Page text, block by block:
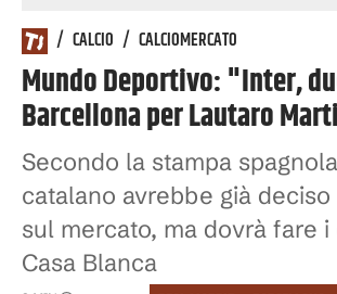
/ CALCIO / CALCIOMERCATO
Mundo Deportivo: "Inter,
Barcellona per Lautaro
Secondo la stampa
catalano avrebbe già
sul mercato, ma dovrà fare
Casa Blanca